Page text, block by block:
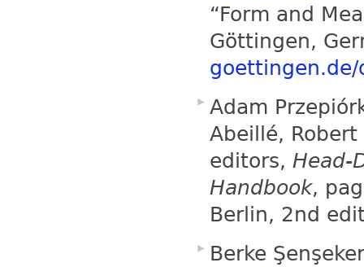
“Form and
Göttingen,
Adam
Abeillé, Robert
editors, Head-
Handbook,
Berlin, 2nd
Berke